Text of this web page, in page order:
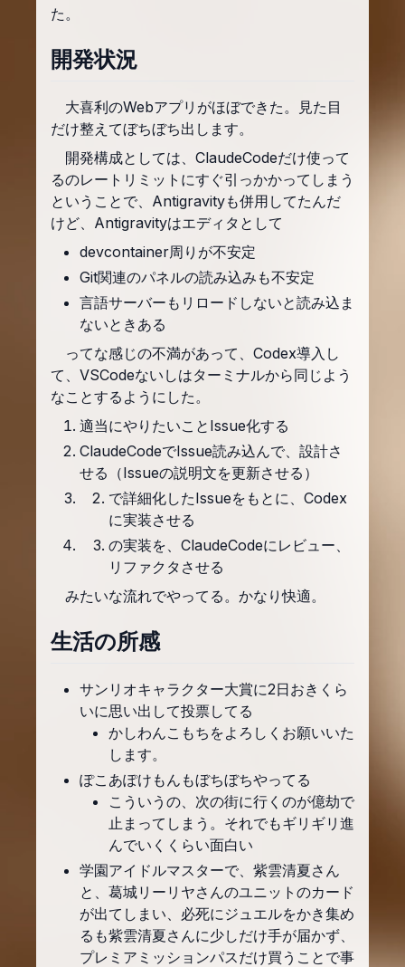
た。
開発状況
大喜利のWebアプリがほぼできた。見た目
だけ整えてぼちぼち出します。
開発構成としては、ClaudeCodeだけ使って
るのレートリミットにすぐ引っかかってしまう
ということで、Antigravityも併用してたんだ
けど、Antigravityはエディタとして
devcontainer周りが不安定
Git関連のパネルの読み込みも不安定
言語サーバーもリロードしないと読み込ま
ないときある
ってな感じの不満があって、Codex導入し
て、VSCodeないしはターミナルから同じよう
なことするようにした。
適当にやりたいことIssue化する
ClaudeCodeでIssue読み込んで、設計さ
せる（Issueの説明文を更新させる）
で詳細化したIssueをもとに、Codex
に実装させる
の実装を、ClaudeCodeにレビュー、
リファクタさせる
みたいな流れでやってる。かなり快適。
生活の所感
サンリオキャラクター大賞に2日おきくら
いに思い出して投票してる
かしわんこもちをよろしくお願いいた
します。
ぽこあぽけもんもぼちぼちやってる
こういうの、次の街に行くのが億劫で
止まってしまう。それでもギリギリ進
んでいくくらい面白い
学園アイドルマスターで、紫雲清夏さん
と、葛城リーリヤさんのユニットのカード
が出てしまい、必死にジュエルをかき集め
るも紫雲清夏さんに少しだけ手が届かず、
プレミアミッションパスだけ買うことで事